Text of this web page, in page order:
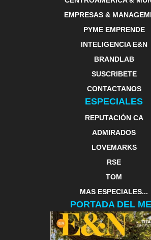
EMPRESAS &
PYME EMPRENDE
INTELIGENCIA E&N
BRANDLAB
SUSCRIBETE
CONTACTANOS
ESPECIALES
REPUTACIÓN CA
ADMIRADOS
LOVEMARKS
RSE
TOM
MAS ESPECIALES...
PORTADA DEL